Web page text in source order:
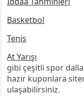
Basketbol
Tenis
At Yarışı
gibi çeşitli spor
hazır kuponlara
ulaşabilirsiniz.